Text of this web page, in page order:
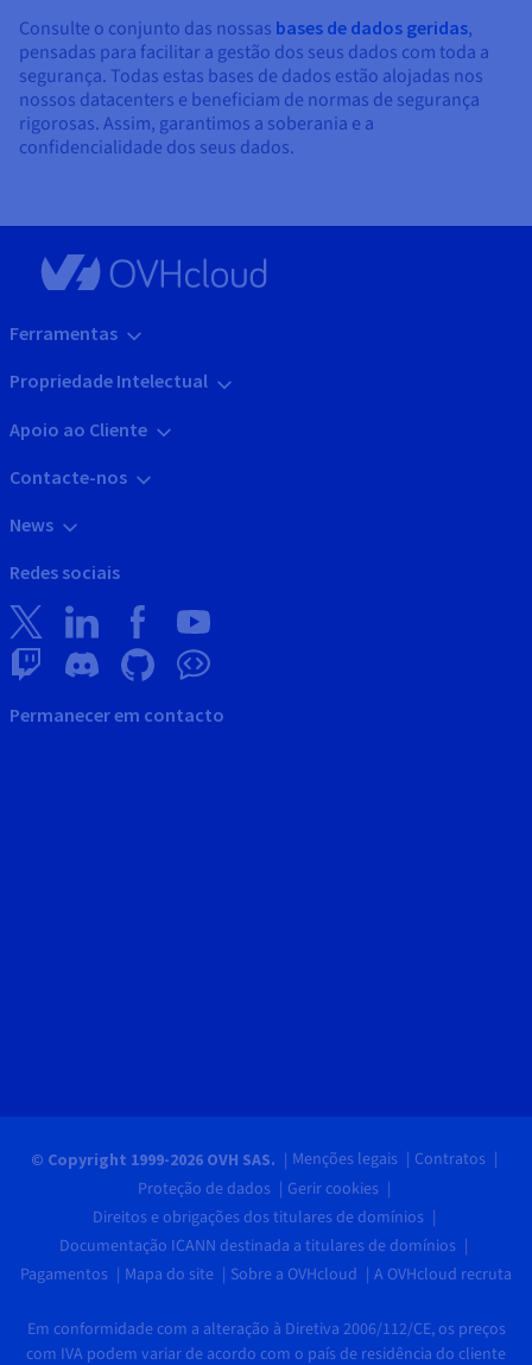
Consulte o conjunto das nossas bases de dados geridas,
pensadas para facilitar a gestão dos seus dados com toda a
segurança. Todas estas bases de dados estão alojadas nos
nossos datacenters e beneficiam de normas de segurança
rigorosas. Assim, garantimos a soberania e a
confidencialidade dos seus dados.
Ferramentas
Propriedade Intelectual
Apoio ao Cliente
Contacte-nos
News
Redes sociais
Permanecer em contacto
© Copyright 1999-2026 OVH SAS. Menções legais
Contratos
Proteção de dados
Gerir cookies
Direitos e obrigações dos titulares de domínios
Documentação ICANN destinada a titulares de domínios
Pagamentos
Mapa do site Sobre a OVHcloud A OVHcloud recruta
Em conformidade com a alteração à Diretiva 2006/112/CE, os preços
com IVA podem variar de acordo com o país de residência do cliente